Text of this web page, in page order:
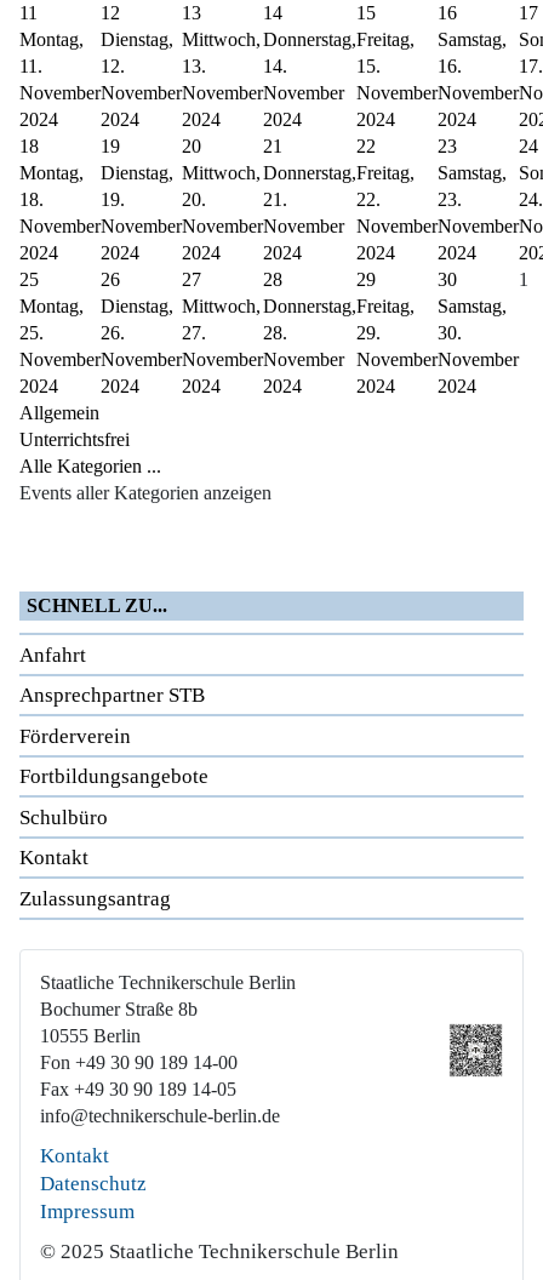
11
Montag,
11.
November
2024
12
Dienstag,
12.
November
2024
13
Mittwoch,
13.
November
2024
14
Donnerstag,
14.
November
2024
15
Freitag,
15.
November
2024
16
Samstag,
16.
November
2024
17
17.
18
Montag,
18.
November
2024
19
Dienstag,
19.
November
2024
20
Mittwoch,
20.
November
2024
21
Donnerstag,
21.
November
2024
22
Freitag,
22.
November
2024
23
Samstag,
23.
November
2024
24
24.
25
Montag,
25.
November
2024
26
Dienstag,
26.
November
2024
27
Mittwoch,
27.
November
2024
28
Donnerstag,
28.
November
2024
29
Freitag,
29.
November
2024
30
Samstag,
30.
November
2024
1
Allgemein
Unterrichtsfrei
Alle Kategorien ...
Events aller Kategorien anzeigen
SCHNELL ZU...
Anfahrt
Ansprechpartner STB
Förderverein
Fortbildungsangebote
Schulbüro
Kontakt
Zulassungsantrag
Staatliche Technikerschule Berlin
Bochumer Straße 8b
10555 Berlin
Fon +49 30 90 189 14-00
Fax +49 30 90 189 14-05
info@technikerschule-berlin.de
Kontakt
Datenschutz
Impressum
© 2025 Staatliche Technikerschule Berlin